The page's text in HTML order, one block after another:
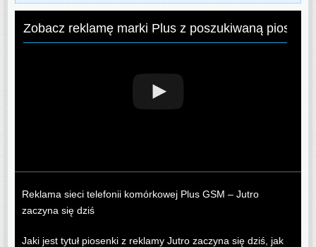
Zobacz reklamę marki Plus z poszukiwaną
Reklama sieci telefonii komórkowej Plus GSM – Jutro
zaczyna się dziś
Jaki jest tytuł piosenki z reklamy Jutro zaczyna się dziś, jak